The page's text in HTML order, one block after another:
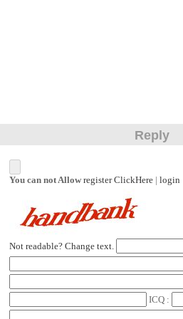
Reply
You can not Allow register ClickHere| login
Not readable? Change text.
ICQ :